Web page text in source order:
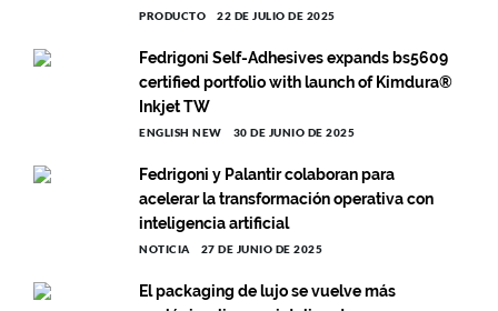
PRODUCTO 22 DE JULIO DE 2025
Fedrigoni Self-Adhesives expands bs5609
certified portfolio with launch of Kimdura®
Inkjet TW
ENGLISH NEW 30 DE JUNIO DE 2025
Fedrigoni y Palantir colaboran para
acelerar la transformación operativa con
inteligencia artificial
NOTICIA 27 DE JUNIO DE 2025
El packaging de lujo se vuelve más